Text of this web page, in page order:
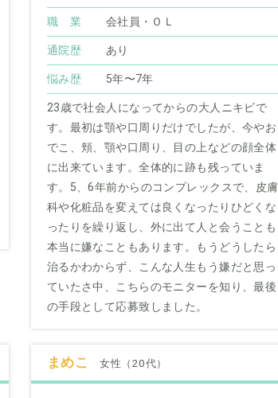
職 業 会社員・ＯＬ
通院歴 あり
悩み歴 5年〜7年
23歳で社会人になってからの大人ニキビで
す。最初は顎や口周りだけでしたが、今やお
でこ、頬、顎や口周り、目の上などの顔全体
に出来ています。全体的に跡も残っていま
す。5、6年前からのコンプレックスで、皮膚
科や化粧品を変えては良くなったりひどくな
ったりを繰り返し、外に出て人と会うことも
本当に嫌なこともあります。もうどうしたら
治るかわからず、こんな人生もう嫌だと思っ
ていたさ中、こちらのモニターを知り、最後
の手段として応募致しました。
まめこ 女性（20代）